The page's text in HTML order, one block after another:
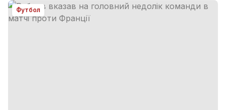
Футбол